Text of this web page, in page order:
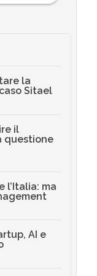
la
Sitael
il
questione
l’Italia: ma
AI e